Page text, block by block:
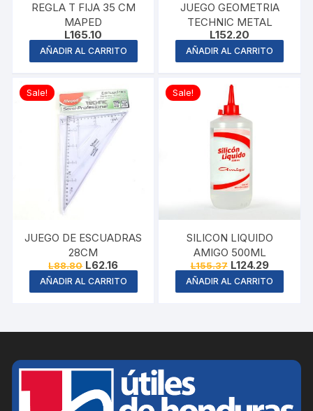
REGLA T FIJA 35 CM
MAPED
L165.10
AÑADIR AL CARRITO
JUEGO GEOMETRIA
TECHNIC METAL
L152.20
AÑADIR AL CARRITO
Sale!
JUEGO DE ESCUADRAS
28CM
L88.80 Original
price
was:
L88.80.
L62.16Current
price
is:
L62.16.
AÑADIR AL CARRITO
Sale!
SILICON LIQUIDO
AMIGO 500ML
L155.37 Original
price
was:
L155.37.
L124.29Current
price
is:
L124.29.
AÑADIR AL CARRITO